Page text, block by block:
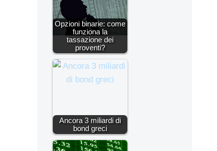
Opzioni binarie: come
funziona la
tassazione dei
proventi?
Ancora 3 miliardi di
bond greci